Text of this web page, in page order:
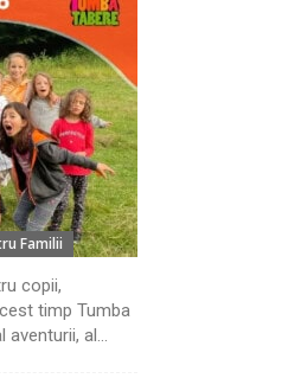
Familii
copii,
timp Tumba
al...